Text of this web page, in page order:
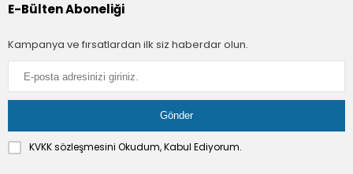
E-Bülten Aboneliği
Kampanya ve fırsatlardan ilk siz haberdar olun.
KVKK sözleşmesini Okudum, Kabul Ediyorum.